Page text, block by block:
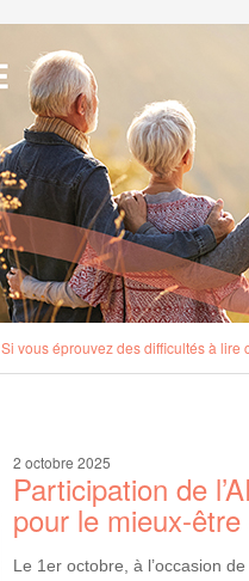
Si vous éprouvez des difficultés à lire
2 octobre 2025
Participation de
pour le mieux-
Le 1er octobre, à l’occasion